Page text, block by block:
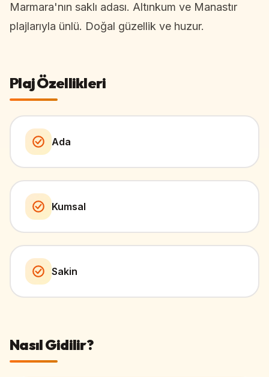
Marmara'nın saklı adası. Altınkum ve Manastır
plajlarıyla ünlü. Doğal güzellik ve huzur.
Plaj Özellikleri
Ada
Kumsal
Sakin
Nasıl Gidilir?